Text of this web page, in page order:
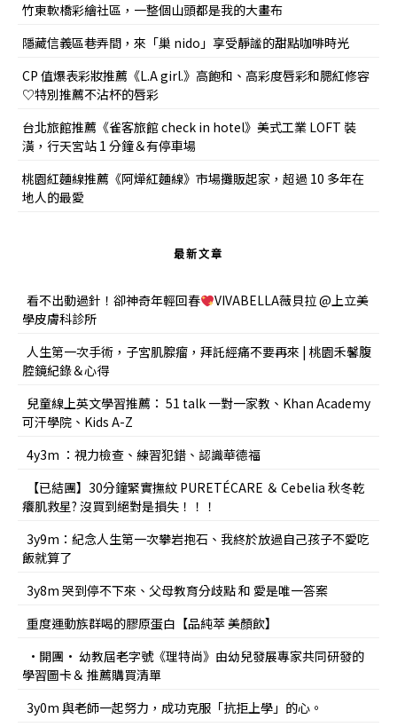
竹東軟橋彩繪社區，一整個山頭都是我的大畫布
隱藏信義區巷弄間，來「巢 nido」享受靜謐的甜點咖啡時光
CP 值爆表彩妝推薦《L.A girl.》高飽和、高彩度唇彩和腮紅修容
♡特別推薦不沾杯的唇彩
台北旅館推薦《雀客旅館 check in hotel》美式工業 LOFT 裝
潢，行天宮站 1 分鐘＆有停車場
桃園紅麵線推薦《阿燁紅麵線》市場攤販起家，超過 10 多年在
地人的最愛
最新文章
看不出動過針！卻神奇年輕回春
VIVABELLA薇貝拉 @上立美
學皮膚科診所
人生第一次手術，子宮肌腺瘤，拜託經痛不要再來 | 桃園禾馨腹
腔鏡紀錄＆心得
兒童線上英文學習推薦： 51 talk 一對一家教、Khan Academy
可汗學院、Kids A-Z
4y3m ：視力檢查、練習犯錯、認識華德福
【已結團】30分鐘緊實撫紋 PURETÉCARE ＆ Cebelia 秋冬乾
癢肌救星? 沒買到絕對是損失！！！
3y9m：紀念人生第一次攀岩抱石、我終於放過自己孩子不愛吃
飯就算了
3y8m 哭到停不下來、父母教育分歧點 和 愛是唯一答案
重度運動族群喝的膠原蛋白【品純萃 美顏飲】
•開團• 幼教屆老字號《理特尚》由幼兒發展專家共同研發的
學習圖卡＆ 推薦購買清單
3y0m 與老師一起努力，成功克服「抗拒上學」的心。